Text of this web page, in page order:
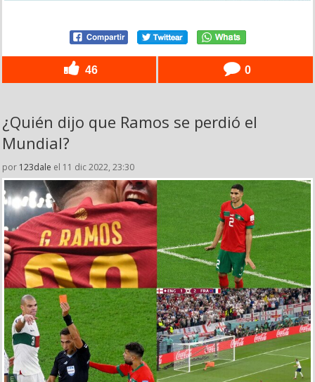
46 0
¿Quién dijo que Ramos se perdió el
Mundial?
por 123dale el 11 dic 2022, 23:30